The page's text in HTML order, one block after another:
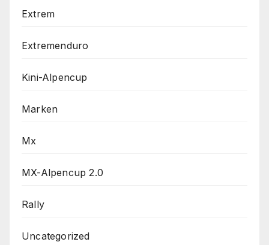
Extrem
Extremenduro
Kini-Alpencup
Marken
Mx
MX-Alpencup 2.0
Rally
Uncategorized